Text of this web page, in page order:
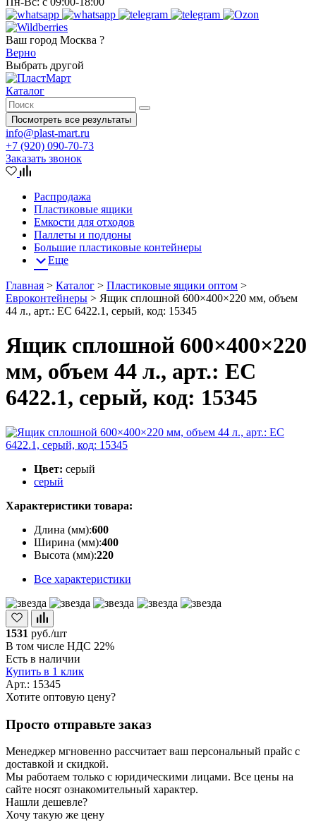
Ваш город Москва ?
Верно
Выбрать другой
Каталог
Посмотреть все результаты
info@plast-mart.ru
+7 (920) 090-70-73
Заказать звонок
Распродажа
Пластиковые ящики
Емкости для отходов
Паллеты и поддоны
Большие пластиковые контейнеры
Еще
Главная > Каталог > Пластиковые ящики оптом >
Евроконтейнеры > Ящик сплошной 600×400×220 мм, объем
44 л., арт.: ЕС 6422.1, серый, код: 15345
Ящик сплошной 600×400×220
мм, объем 44 л., арт.: ЕС
6422.1, серый, код: 15345
Цвет: серый
серый
Характеристики товара:
Длина (мм):600
Ширина (мм):400
Высота (мм):220
Все характеристики
1531 руб./шт
В том числе НДС 22%
Есть в наличии
Купить в 1 клик
Арт.: 15345
Хотите оптовую цену?
Просто отправьте заказ
Менеджер мгновенно рассчитает ваш персональный прайс с
доставкой и скидкой.
Мы работаем только с юридическими лицами. Все цены на
сайте носят ознакомительный характер.
Нашли дешевле?
Хочу такую же цену